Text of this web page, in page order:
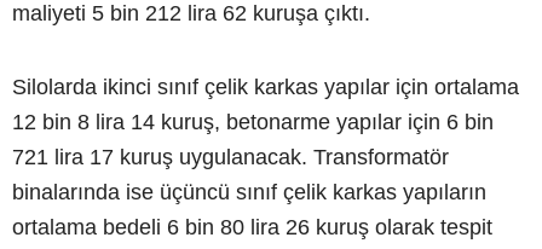
maliyeti 5 bin 212 lira 62 kuruşa çıktı.
Silolarda ikinci sınıf çelik karkas yapılar için ortalama
12 bin 8 lira 14 kuruş, betonarme yapılar için 6 bin
721 lira 17 kuruş uygulanacak. Transformatör
binalarında ise üçüncü sınıf çelik karkas yapıların
ortalama bedeli 6 bin 80 lira 26 kuruş olarak tespit